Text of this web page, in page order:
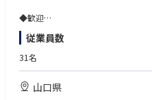
◆歓迎
・金属加工（製缶）、プレス、切削
・プラント関係のお仕事に携わった
従業員数
31名
山口県